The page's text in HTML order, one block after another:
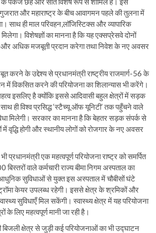
गुजरात और महाराष्ट्र के बीच आवागमन पहले की तुलना में
ही माल परिवहन,लॉजिस्टिक्स और व्यापारिक
मिलेगा। विशेषज्ञों का मानना है कि यह एक्सप्रेसवे दोनों
और अधिक मजबूती प्रदान करेगा तथा निवेश के नए अवसर
के उद्देश्य से प्रधानमंत्री राष्ट्रीय राजमार्ग-56 के
में विकसित करने की परियोजना का शिलान्यास भी करेंगे।
इसलिए है क्योंकि इससे आदिवासी बहुल क्षेत्रों में सड़क
ही विश्व प्रसिद्ध ‘स्टैच्यू ऑफ यूनिटी’ तक पहुँचने वाले
मिलेगी। सरकार का मानना है कि बेहतर सड़क संपर्क से
में वृद्धि होगी और स्थानीय लोगों को रोजगार के नए अवसर
प्रधानमंत्री एक महत्वपूर्ण परियोजना राष्ट्र को समर्पित
वाले कर्मचारी राज्य बीमा निगम अस्पताल का
सुविधाओं से युक्त इस अस्पताल में चौबीसों घंटे
केयर उपलब्ध रहेगी। इससे क्षेत्र के श्रमिकों और
सुविधाएँ मिल सकेंगी। स्वास्थ्य क्षेत्र में यह परियोजना
लिए महत्वपूर्ण मानी जा रही है।
क्षेत्र से जुड़ी कई परियोजनाओं का भी उद्घाटन